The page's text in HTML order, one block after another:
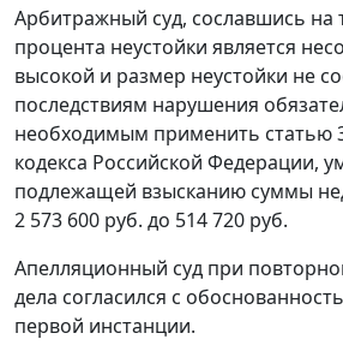
Арбитражный суд, сославшись на
процента неустойки является
высокой и размер неустойки не
последствиям нарушения
необходимым применить статью
кодекса Российской Федерации,
подлежащей взысканию суммы
2 573 600 руб. до 514 720 руб.
Апелляционный суд при
дела согласился с
первой инстанции.